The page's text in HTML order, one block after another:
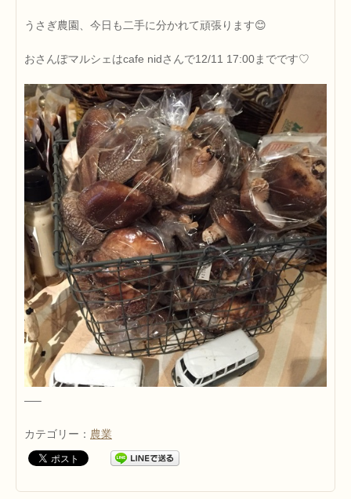
うさぎ農園、今日も二手に分かれて頑張ります😊
おさんぽマルシェはcafe nidさんで12/11 17:00までです♡
—–
カテゴリー： 農業